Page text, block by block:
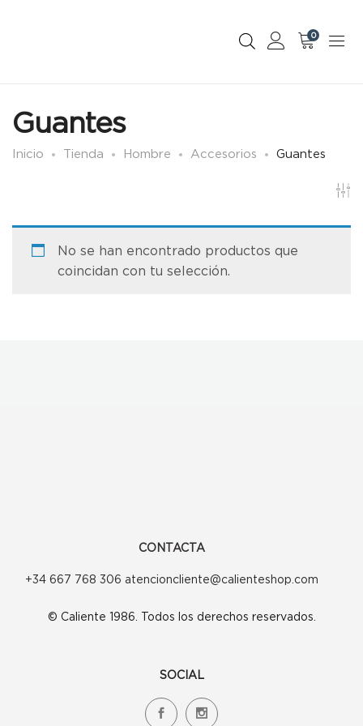
0
Guantes
Inicio Tienda Hombre Accesorios Guantes
No se han encontrado productos que
coincidan con tu selección.
CONTACTA
+34 667 768 306 atencioncliente@calienteshop.com
© Caliente 1986. Todos los derechos reservados.
SOCIAL